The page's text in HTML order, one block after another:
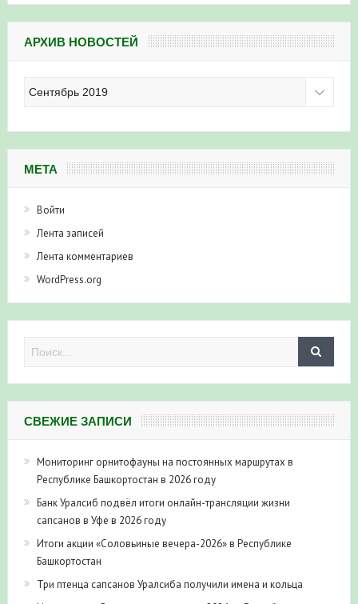
АРХИВ НОВОСТЕЙ
Архив
новостей
МЕТА
Войти
Лента записей
Лента комментариев
WordPress.org
СВЕЖИЕ ЗАПИСИ
Мониторинг орнитофауны на постоянных маршрутах в
Республике Башкортостан в 2026 году
Банк Уралсиб подвёл итоги онлайн-трансляции жизни
сапсанов в Уфе в 2026 году
Итоги акции «Соловьиные вечера-2026» в Республике
Башкортостан
Три птенца сапсанов Уралсиба получили имена и кольца